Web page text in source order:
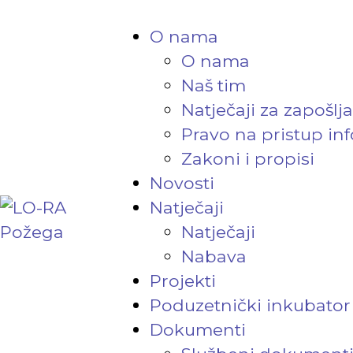
O nama
O nama
Naš tim
Natječaji za
Pravo na pristup
Zakoni i propisi
Novosti
Natječaji
Natječaji
Nabava
Projekti
Poduzetnički inkubator
Dokumenti